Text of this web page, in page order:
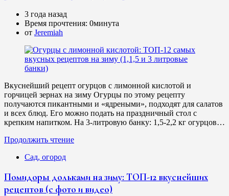
3 года назад
Время прочтения: 0минута
от Jeremiah
Вкуснейший рецепт огурцов с лимонной кислотой и
горчицей зернах на зиму Огурцы по этому рецепту
получаются пикантными и «ядреными», подходят для салатов
и всех блюд. Его можно подать на праздничный стол с
крепким напитком. На 3-литровую банку: 1,5-2,2 кг огурцов…
Продолжить чтение
Сад, огород
Помидоры дольками на зиму: ТОП-12 вкуснейших
рецептов (с фото и видео)